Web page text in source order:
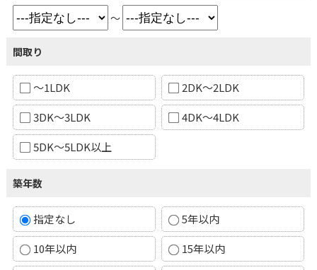
～
間取り
～1LDK
2DK～2LDK
3DK～3LDK
4DK～4LDK
5DK～5LDK以上
築年数
指定なし
5年以内
10年以内
15年以内